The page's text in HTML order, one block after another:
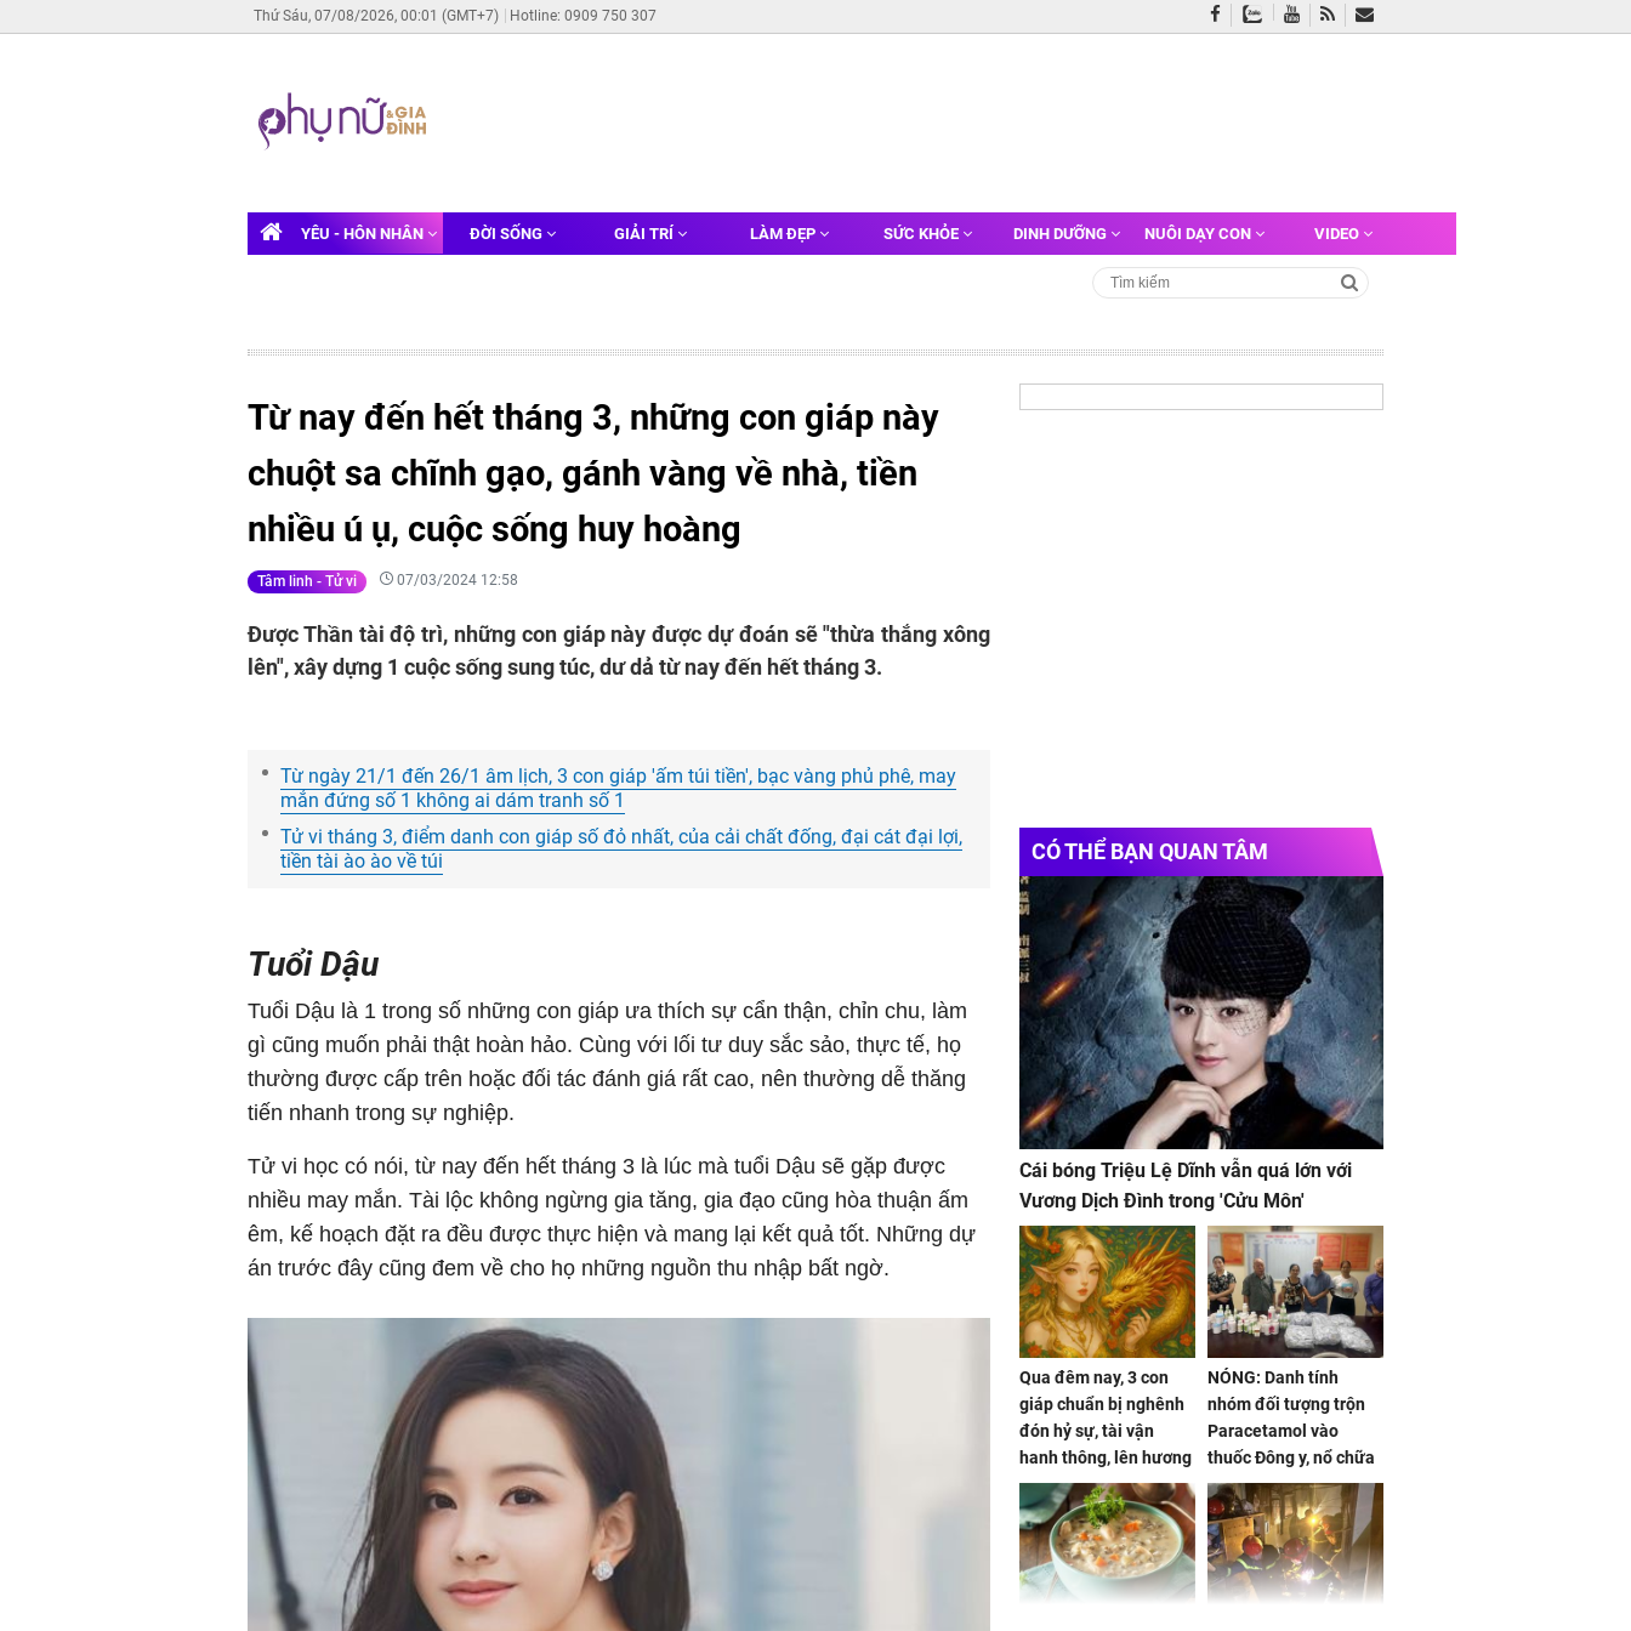
Thứ Sáu, 07/08/2026, 00:01 (GMT+7) Hotline: 0909 750 307
YÊU - HÔN NHÂN ĐỜI SỐNG GIẢI TRÍ LÀM ĐẸP SỨC KHỎE DINH DƯỠNG NUÔI DẠY CON VIDEO
Từ nay đến hết tháng 3, những con giáp này
chuột sa chĩnh gạo, gánh vàng về nhà, tiền
nhiều ú ụ, cuộc sống huy hoàng
Tâm linh - Tử vi 07/03/2024 12:58
Được Thần tài độ trì, những con giáp này được dự đoán sẽ "thừa thắng xông
lên", xây dựng 1 cuộc sống sung túc, dư dả từ nay đến hết tháng 3.
Từ ngày 21/1 đến 26/1 âm lịch, 3 con giáp 'ấm túi tiền', bạc vàng phủ phê, may
mắn đứng số 1 không ai dám tranh số 1
Tử vi tháng 3, điểm danh con giáp số đỏ nhất, của cải chất đống, đại cát đại lợi,
tiền tài ào ào về túi
Tuổi Dậu
Tuổi Dậu là 1 trong số những con giáp ưa thích sự cẩn thận, chỉn chu, làm
gì cũng muốn phải thật hoàn hảo. Cùng với lối tư duy sắc sảo, thực tế, họ
thường được cấp trên hoặc đối tác đánh giá rất cao, nên thường dễ thăng
tiến nhanh trong sự nghiệp.
Tử vi học có nói, từ nay đến hết tháng 3 là lúc mà tuổi Dậu sẽ gặp được
nhiều may mắn. Tài lộc không ngừng gia tăng, gia đạo cũng hòa thuận ấm
êm, kế hoạch đặt ra đều được thực hiện và mang lại kết quả tốt. Những dự
án trước đây cũng đem về cho họ những nguồn thu nhập bất ngờ.
CÓ THỂ BẠN QUAN TÂM
Cái bóng Triệu Lệ Dĩnh vẫn quá lớn với
Vương Dịch Đình trong 'Cửu Môn'
Qua đêm nay, 3 con
giáp chuẩn bị nghênh
đón hỷ sự, tài vận
hanh thông, lên hương
hóa Rồng hóa Phượng,
gom hết may mắn về
nhà
NÓNG: Danh tính
nhóm đối tượng trộn
Paracetamol vào
thuốc Đông y, nổ chữa
bách bệnh